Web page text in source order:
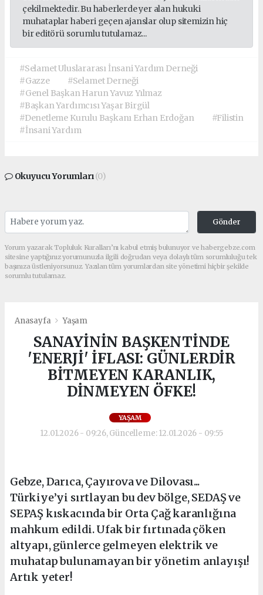
çekilmektedir. Bu haberlerde yer alan hukuki
muhataplar haberi geçen ajanslar olup sitemizin hiç
bir editörü sorumlu tutulamaz...
#Selamet Uluslararası İnsani Yardım Derneği
#Gazze
#Selamet Derneği
#Genel Başkan Harun Yavuz Yılmaz
#Başkan Yardımcısı Yaşar Birgül
#Denetleme Kurulu Başkanı Erhan Erdoğan
#Filistin
#İnsani Yardım
Okuyucu Yorumları(0)
Gönder
Yorum yazarak Topluluk Kuralları’nı kabul etmiş bulunuyor ve habergebze.com
sitesine yaptığınız yorumunuzla ilgili doğrudan veya dolaylı tüm sorumluluğu tek
başınıza üstleniyorsunuz. Yazılan tüm yorumlardan site yönetimi hiçbir şekilde
sorumlu tutulamaz.
Anasayfa Yaşam
SANAYİNİN BAŞKENTİNDE
'ENERJİ' İFLASI: GÜNLERDİR
BİTMEYEN KARANLIK,
DİNMEYEN ÖFKE!
YAŞAM
12.01.2026 - 09:26, Güncelleme: 12.01.2026 - 09:55
Gebze, Darıca, Çayırova ve Dilovası...
Türkiye’yi sırtlayan bu dev bölge, SEDAŞ ve
SEPAŞ kıskacında bir Orta Çağ karanlığına
mahkum edildi. Ufak bir fırtınada çöken
altyapı, günlerce gelmeyen elektrik ve
muhatap bulunamayan bir yönetim anlayışı!
Artık yeter!